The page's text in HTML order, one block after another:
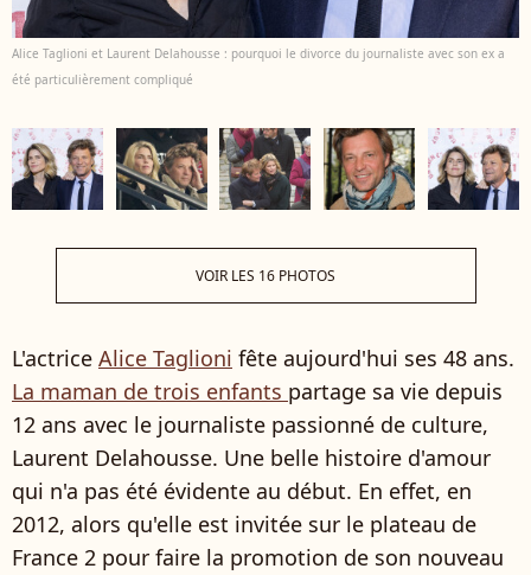
Alice Taglioni et Laurent Delahousse : pourquoi le divorce du journaliste avec son ex a
été particulièrement compliqué
VOIR LES 16 PHOTOS
L'actrice Alice Taglioni fête aujourd'hui ses 48 ans.
La maman de trois enfants partage sa vie depuis
12 ans avec le journaliste passionné de culture,
Laurent Delahousse. Une belle histoire d'amour
qui n'a pas été évidente au début. En effet, en
2012, alors qu'elle est invitée sur le plateau de
France 2 pour faire la promotion de son nouveau